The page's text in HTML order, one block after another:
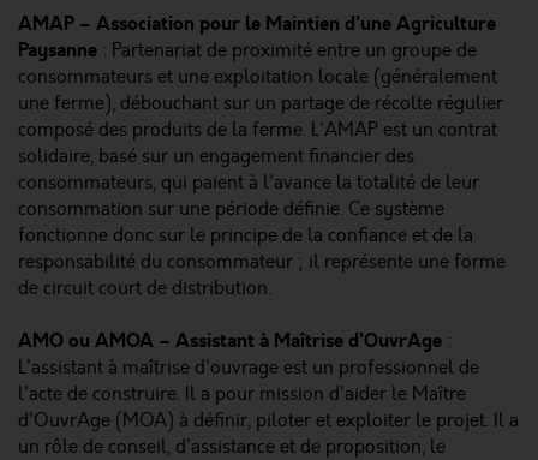
AMAP – Association pour le Maintien d'une Agriculture
Paysanne : Partenariat de proximité entre un groupe de
consommateurs et une exploitation locale (généralement
une ferme), débouchant sur un partage de récolte régulier
composé des produits de la ferme. L'AMAP est un contrat
solidaire, basé sur un engagement financier des
consommateurs, qui paient à l'avance la totalité de leur
consommation sur une période définie. Ce système
fonctionne donc sur le principe de la confiance et de la
responsabilité du consommateur ; il représente une forme
de circuit court de distribution.
AMO ou AMOA – Assistant à Maîtrise d'OuvrAge :
L'assistant à maîtrise d'ouvrage est un professionnel de
l'acte de construire. Il a pour mission d'aider le Maître
d'OuvrAge (MOA) à définir, piloter et exploiter le projet. Il a
un rôle de conseil, d'assistance et de proposition, le